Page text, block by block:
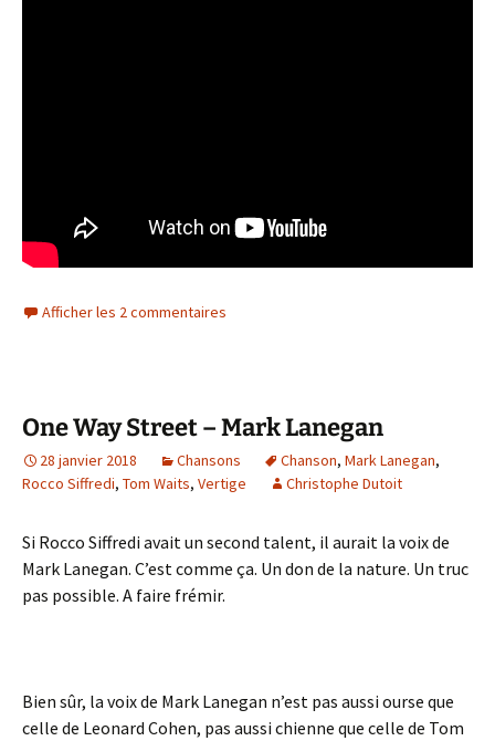
Afficher les 2 commentaires
One Way Street – Mark Lanegan
28 janvier 2018 Chansons Chanson, Mark Lanegan,
Rocco Siffredi, Tom Waits, Vertige Christophe Dutoit
Si Rocco Siffredi avait un second talent, il aurait la voix de
Mark Lanegan. C’est comme ça. Un don de la nature. Un truc
pas possible. A faire frémir.
Bien sûr, la voix de Mark Lanegan n’est pas aussi ourse que
celle de Leonard Cohen, pas aussi chienne que celle de Tom